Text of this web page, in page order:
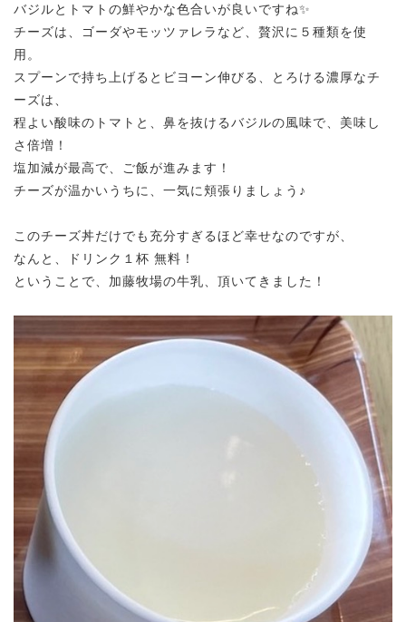
バジルとトマトの鮮やかな色合いが良いですね✨
チーズは、ゴーダやモッツァレラなど、贅沢に５種類を使
用。
スプーンで持ち上げるとビヨーン伸びる、とろける濃厚なチ
ーズは、
程よい酸味のトマトと、鼻を抜けるバジルの風味で、美味し
さ倍増！
塩加減が最高で、ご飯が進みます！
チーズが温かいうちに、一気に頬張りましょう♪
このチーズ丼だけでも充分すぎるほど幸せなのですが、
なんと、ドリンク１杯 無料！
ということで、加藤牧場の牛乳、頂いてきました！